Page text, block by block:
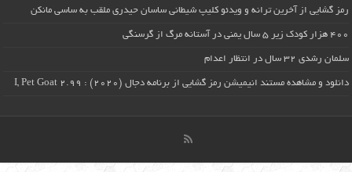
رمز گشایی از آخرین ترانه و ویدئو کلیپ شیطانی ساسان حیدری ملقب به ساسی مانکن
۴۰۰ هزار کودک زیر ۵ سال یمنی در آستانه مرگ از گرسنگی
سلمان رشدی ۳۲ سال در انتظار اعدام
دانلود و مشاهده مستند انیمیشن رمز گشایی از برنامه دجال (۲۰۲۰) : I, Pet Goat 2.99